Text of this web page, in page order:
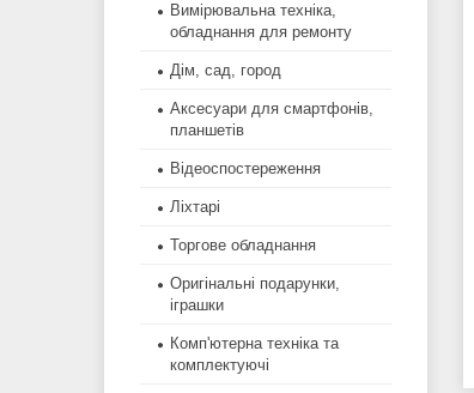
Вимірювальна техніка,
обладнання для ремонту
Дім, сад, город
Аксесуари для смартфонів,
планшетів
Відеоспостереження
Ліхтарі
Торгове обладнання
Оригінальні подарунки,
іграшки
Комп'ютерна техніка та
комплектуючі